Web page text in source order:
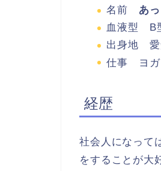
名前 あ
血液型 B
出身地 愛
仕事 ヨガ
経歴
社会人になって
をすることが大